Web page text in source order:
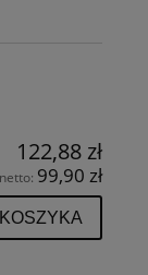
122,88 zł
99,90 zł